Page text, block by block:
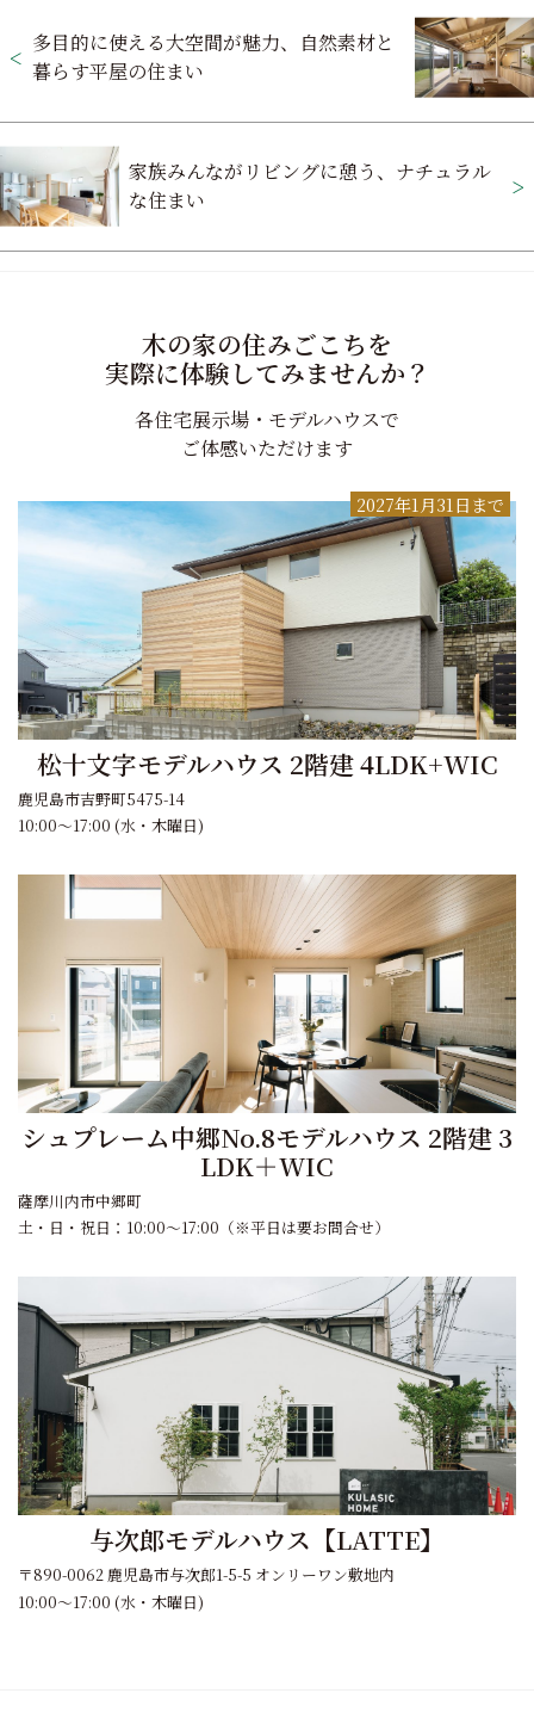
稿
ビ
ゲ
ー
多目的に使える大空間が魅力、自然素材と
暮らす平屋の住まい
家族みんながリビングに憩う、ナチュラル
な住まい
木の家の住みごこちを
実際に体験してみませんか？
各住宅展示場・モデルハウスで
ご体感いただけます
2027年1月31日まで
松十文字モデルハウス 2階建 4LDK+WIC
鹿児島市吉野町5475-14
10:00～17:00 (水・木曜日)
シュプレーム中郷No.8モデルハウス 2階建 3
LDK＋WIC
薩摩川内市中郷町
土・日・祝日：10:00～17:00（※平日は要お問合せ）
与次郎モデルハウス【LATTE】
〒890-0062 鹿児島市与次郎1-5-5 オンリーワン敷地内
10:00～17:00 (水・木曜日)